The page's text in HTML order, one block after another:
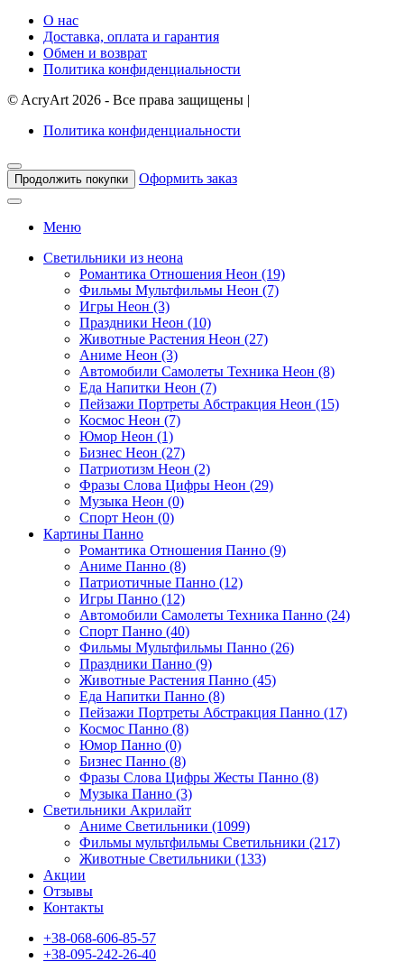
О нас
Доставка, оплата и гарантия
Обмен и возврат
Политика конфиденциальности
© AcryArt 2026 - Все права защищены |
Политика конфиденциальности
Продолжить покупки Оформить заказ
Меню
Светильники из неона
Романтика Отношения Неон (19)
Фильмы Мультфильмы Неон (7)
Игры Неон (3)
Праздники Неон (10)
Животные Растения Неон (27)
Аниме Неон (3)
Автомобили Самолеты Техника Неон (8)
Еда Напитки Неон (7)
Пейзажи Портреты Абстракция Неон (15)
Космос Неон (7)
Юмор Неон (1)
Бизнес Неон (27)
Патриотизм Неон (2)
Фразы Слова Цифры Неон (29)
Музыка Неон (0)
Спорт Неон (0)
Картины Панно
Романтика Отношения Панно (9)
Аниме Панно (8)
Патриотичные Панно (12)
Игры Панно (12)
Автомобили Самолеты Техника Панно (24)
Спорт Панно (40)
Фильмы Мультфильмы Панно (26)
Праздники Панно (9)
Животные Растения Панно (45)
Еда Напитки Панно (8)
Пейзажи Портреты Абстракция Панно (17)
Космос Панно (8)
Юмор Панно (0)
Бизнес Панно (8)
Фразы Слова Цифры Жесты Панно (8)
Музыка Панно (3)
Светильники Акрилайт
Аниме Светильники (1099)
Фильмы мультфильмы Светильники (217)
Животные Светильники (133)
Акции
Отзывы
Контакты
+38-068-606-85-57
+38-095-242-26-40